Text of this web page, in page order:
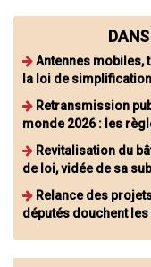
Antennes mobiles,
la loi de
Retransmission
monde 2026 : les
Revitalisation du
de loi, vidée de sa
Relance des
députés douchent